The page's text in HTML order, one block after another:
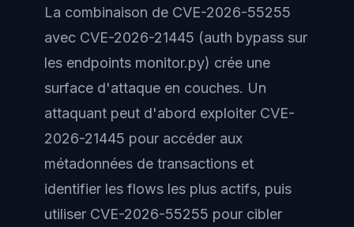
La combinaison de CVE-2026-55255
avec CVE-2026-21445 (auth bypass sur
les endpoints monitor.py) crée une
surface d'attaque en couches. Un
attaquant peut d'abord exploiter CVE-
2026-21445 pour accéder aux
métadonnées de transactions et
identifier les flows les plus actifs, puis
utiliser CVE-2026-55255 pour cibler